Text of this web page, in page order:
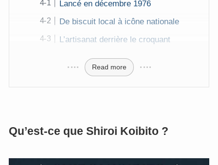
Lancé en décembre 1976
De biscuit local à icône nationale
L’artisanat derrière le croquant
Read more
Qu’est-ce que Shiroi Koibito ?